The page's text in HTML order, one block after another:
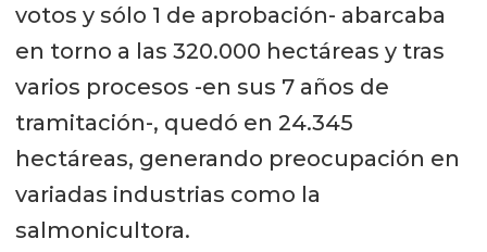
votos y sólo 1 de aprobación- abarcaba
en torno a las 320.000 hectáreas y tras
varios procesos -en sus 7 años de
tramitación-, quedó en 24.345
hectáreas, generando preocupación en
variadas industrias como la
salmonicultora.